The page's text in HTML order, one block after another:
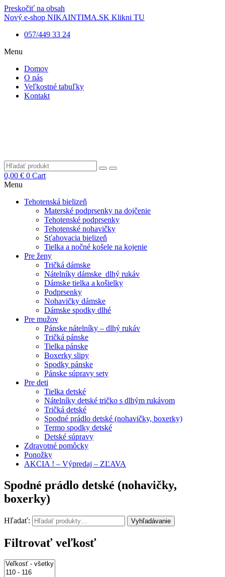
Preskočiť na obsah
Nový e-shop NIKAINTIMA.SK Klikni TU
057/449 33 24
Menu
Domov
O nás
Veľkostné tabuľky
Kontakt
0,00 € 0 Cart
Menu
Tehotenská bielizeň
Materské podprsenky na dojčenie
Tehotenské podprsenky
Tehotenské nohavičky
Sťahovacia bielizeň
Tielka a nočné košele na kojenie
Pre ženy
Tričká dámske
Nátelníky dámske dlhý rukáv
Dámske tielka a košielky
Podprsenky
Nohavičky dámske
Dámske spodky dlhé
Pre mužov
Pánske nátelníky – dlhý rukáv
Tričká pánske
Tielka pánske
Boxerky slipy
Spodky pánske
Pánske súpravy sety
Pre deti
Tielka detské
Nátelníky detské tričko s dlhým rukávom
Tričká detské
Spodné prádlo detské (nohavičky, boxerky)
Termo spodky detské
Detské súpravy
Zdravotné pomôcky
Ponožky
AKCIA ! – Výpredaj – ZĽAVA
Spodné prádlo detské (nohavičky,
boxerky)
Hľadať: Vyhľadávanie
Filtrovať veľkosť